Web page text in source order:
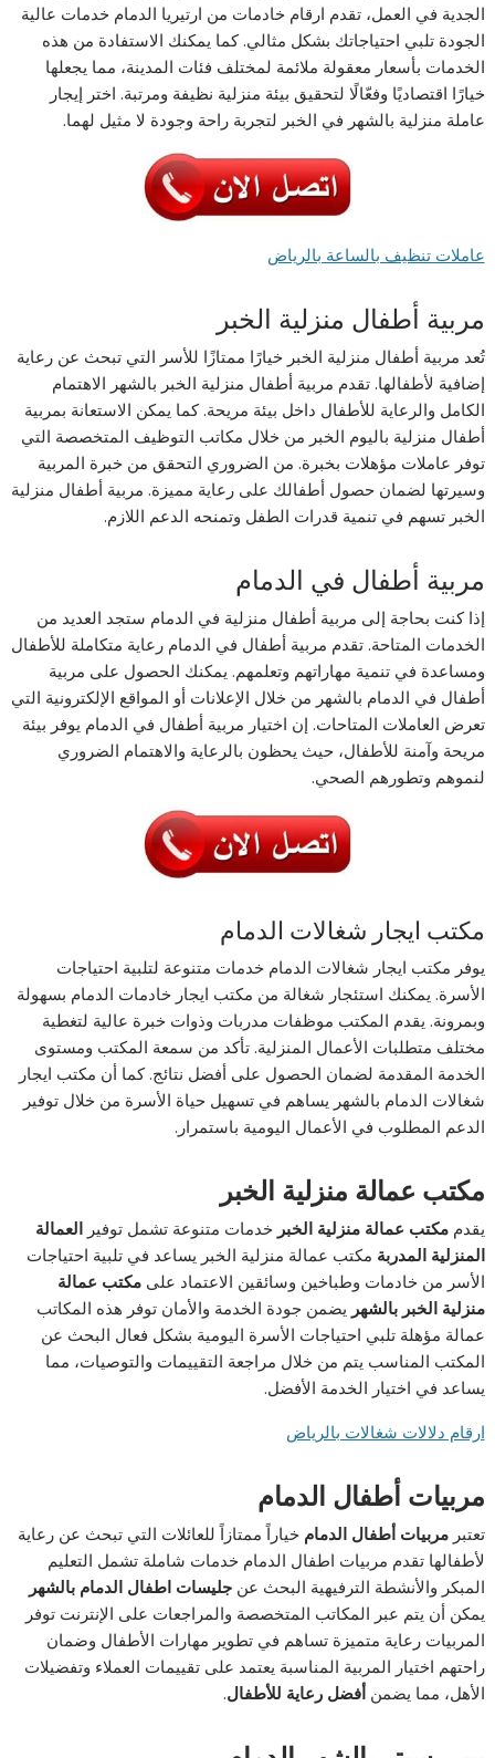
الجدية في العمل، تقدم ارقام خادمات من ارتيريا الدمام خدمات عالية
الجودة تلبي احتياجاتك بشكل مثالي. كما يمكنك الاستفادة من هذه
الخدمات بأسعار معقولة ملائمة لمختلف فئات المدينة، مما يجعلها
خيارًا اقتصاديًا وفعّالًا لتحقيق بيئة منزلية نظيفة ومرتبة. اختر إيجار
عاملة منزلية بالشهر في الخبر لتجربة راحة وجودة لا مثيل لهما.
عاملات تنظيف بالساعة بالرياض
مربية أطفال منزلية الخبر
تُعد مربية أطفال منزلية الخبر خيارًا ممتازًا للأسر التي تبحث عن رعاية
إضافية لأطفالها. تقدم مربية أطفال منزلية الخبر بالشهر الاهتمام
الكامل والرعاية للأطفال داخل بيئة مريحة. كما يمكن الاستعانة بمربية
أطفال منزلية باليوم الخبر من خلال مكاتب التوظيف المتخصصة التي
توفر عاملات مؤهلات بخبرة. من الضروري التحقق من خبرة المربية
وسيرتها لضمان حصول أطفالك على رعاية مميزة. مربية أطفال منزلية
الخبر تسهم في تنمية قدرات الطفل وتمنحه الدعم اللازم.
مربية أطفال في الدمام
إذا كنت بحاجة إلى مربية أطفال منزلية في الدمام ستجد العديد من
الخدمات المتاحة. تقدم مربية أطفال في الدمام رعاية متكاملة للأطفال
ومساعدة في تنمية مهاراتهم وتعلمهم. يمكنك الحصول على مربية
أطفال في الدمام بالشهر من خلال الإعلانات أو المواقع الإلكترونية التي
تعرض العاملات المتاحات. إن اختيار مربية أطفال في الدمام يوفر بيئة
مريحة وآمنة للأطفال، حيث يحظون بالرعاية والاهتمام الضروري
لنموهم وتطورهم الصحي.
مكتب ايجار شغالات الدمام
يوفر مكتب ايجار شغالات الدمام خدمات متنوعة لتلبية احتياجات
الأسرة. يمكنك استئجار شغالة من مكتب ايجار خادمات الدمام بسهولة
وبمرونة. يقدم المكتب موظفات مدربات وذوات خبرة عالية لتغطية
مختلف متطلبات الأعمال المنزلية. تأكد من سمعة المكتب ومستوى
الخدمة المقدمة لضمان الحصول على أفضل نتائج. كما أن مكتب ايجار
شغالات الدمام بالشهر يساهم في تسهيل حياة الأسرة من خلال توفير
الدعم المطلوب في الأعمال اليومية باستمرار.
مكتب عمالة منزلية الخبر
يقدممكتب عمالة منزلية الخبر خدمات متنوعة تشمل توفيرالعمالة
المنزلية المدربة مكتب عمالة منزلية الخبر يساعد في تلبية احتياجات
الأسر من خادمات وطباخين وسائقين الاعتماد علىمكتب عمالة
منزلية الخبر بالشهر يضمن جودة الخدمة والأمان توفر هذه المكاتب
عمالة مؤهلة تلبي احتياجات الأسرة اليومية بشكل فعال البحث عن
المكتب المناسب يتم من خلال مراجعة التقييمات والتوصيات، مما
يساعد في اختيار الخدمة الأفضل.
ارقام دلالات شغالات بالرياض
مربيات أطفال الدمام
تعتبرمربيات أطفال الدمام خياراً ممتازاً للعائلات التي تبحث عن رعاية
لأطفالها تقدم مربيات اطفال الدمام خدمات شاملة تشمل التعليم
المبكر والأنشطة الترفيهية البحث عنجليسات اطفال الدمام بالشهر
يمكن أن يتم عبر المكاتب المتخصصة والمراجعات على الإنترنت توفر
المربيات رعاية متميزة تساهم في تطوير مهارات الأطفال وضمان
راحتهم اختيار المربية المناسبة يعتمد على تقييمات العملاء وتفضيلات
الأهل، مما يضمنأفضل رعاية للأطفال.